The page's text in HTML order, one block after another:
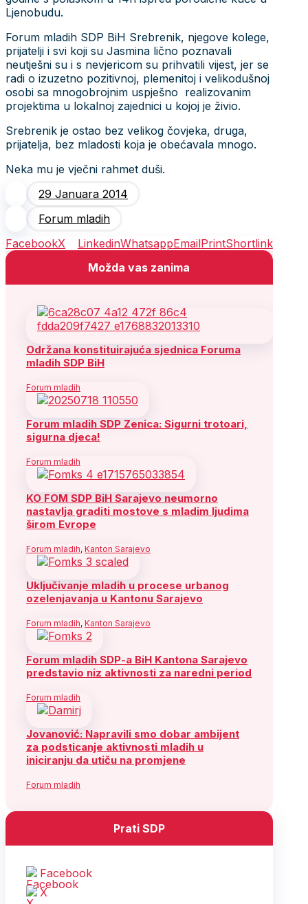
Ljenobudu.
Forum mladih SDP BiH Srebrenik, njegove kolege,
prijatelji i svi koji su Jasmina lično poznavali
neutješni su i s nevjericom su prihvatili vijest, jer se
radi o izuzetno pozitivnoj, plemenitoj i velikodušnoj
osobi sa mnogobrojnim uspješno realizovanim
projektima u lokalnoj zajednici u kojoj je živio.
Srebrenik je ostao bez velikog čovjeka, druga,
prijatelja, bez mladosti koja je obećavala mnogo.
Neka mu je vječni rahmet duši.
29 Januara 2014
Forum mladih
FacebookX LinkedinWhatsappEmailPrintShortlink
Možda vas zanima
Održana konstituirajuća sjednica Foruma
mladih SDP BiH
Forum mladih
Forum mladih SDP Zenica: Sigurni trotoari,
sigurna djeca!
Forum mladih
KO FOM SDP BiH Sarajevo neumorno
nastavlja graditi mostove s mladim ljudima
širom Evrope
Forum mladih, Kanton Sarajevo
Uključivanje mladih u procese urbanog
ozelenjavanja u Kantonu Sarajevo
Forum mladih, Kanton Sarajevo
Forum mladih SDP-a BiH Kantona Sarajevo
predstavio niz aktivnosti za naredni period
Forum mladih
Jovanović: Napravili smo dobar ambijent
za podsticanje aktivnosti mladih u
iniciranju da utiču na promjene
Forum mladih
Prati SDP
Facebook
X